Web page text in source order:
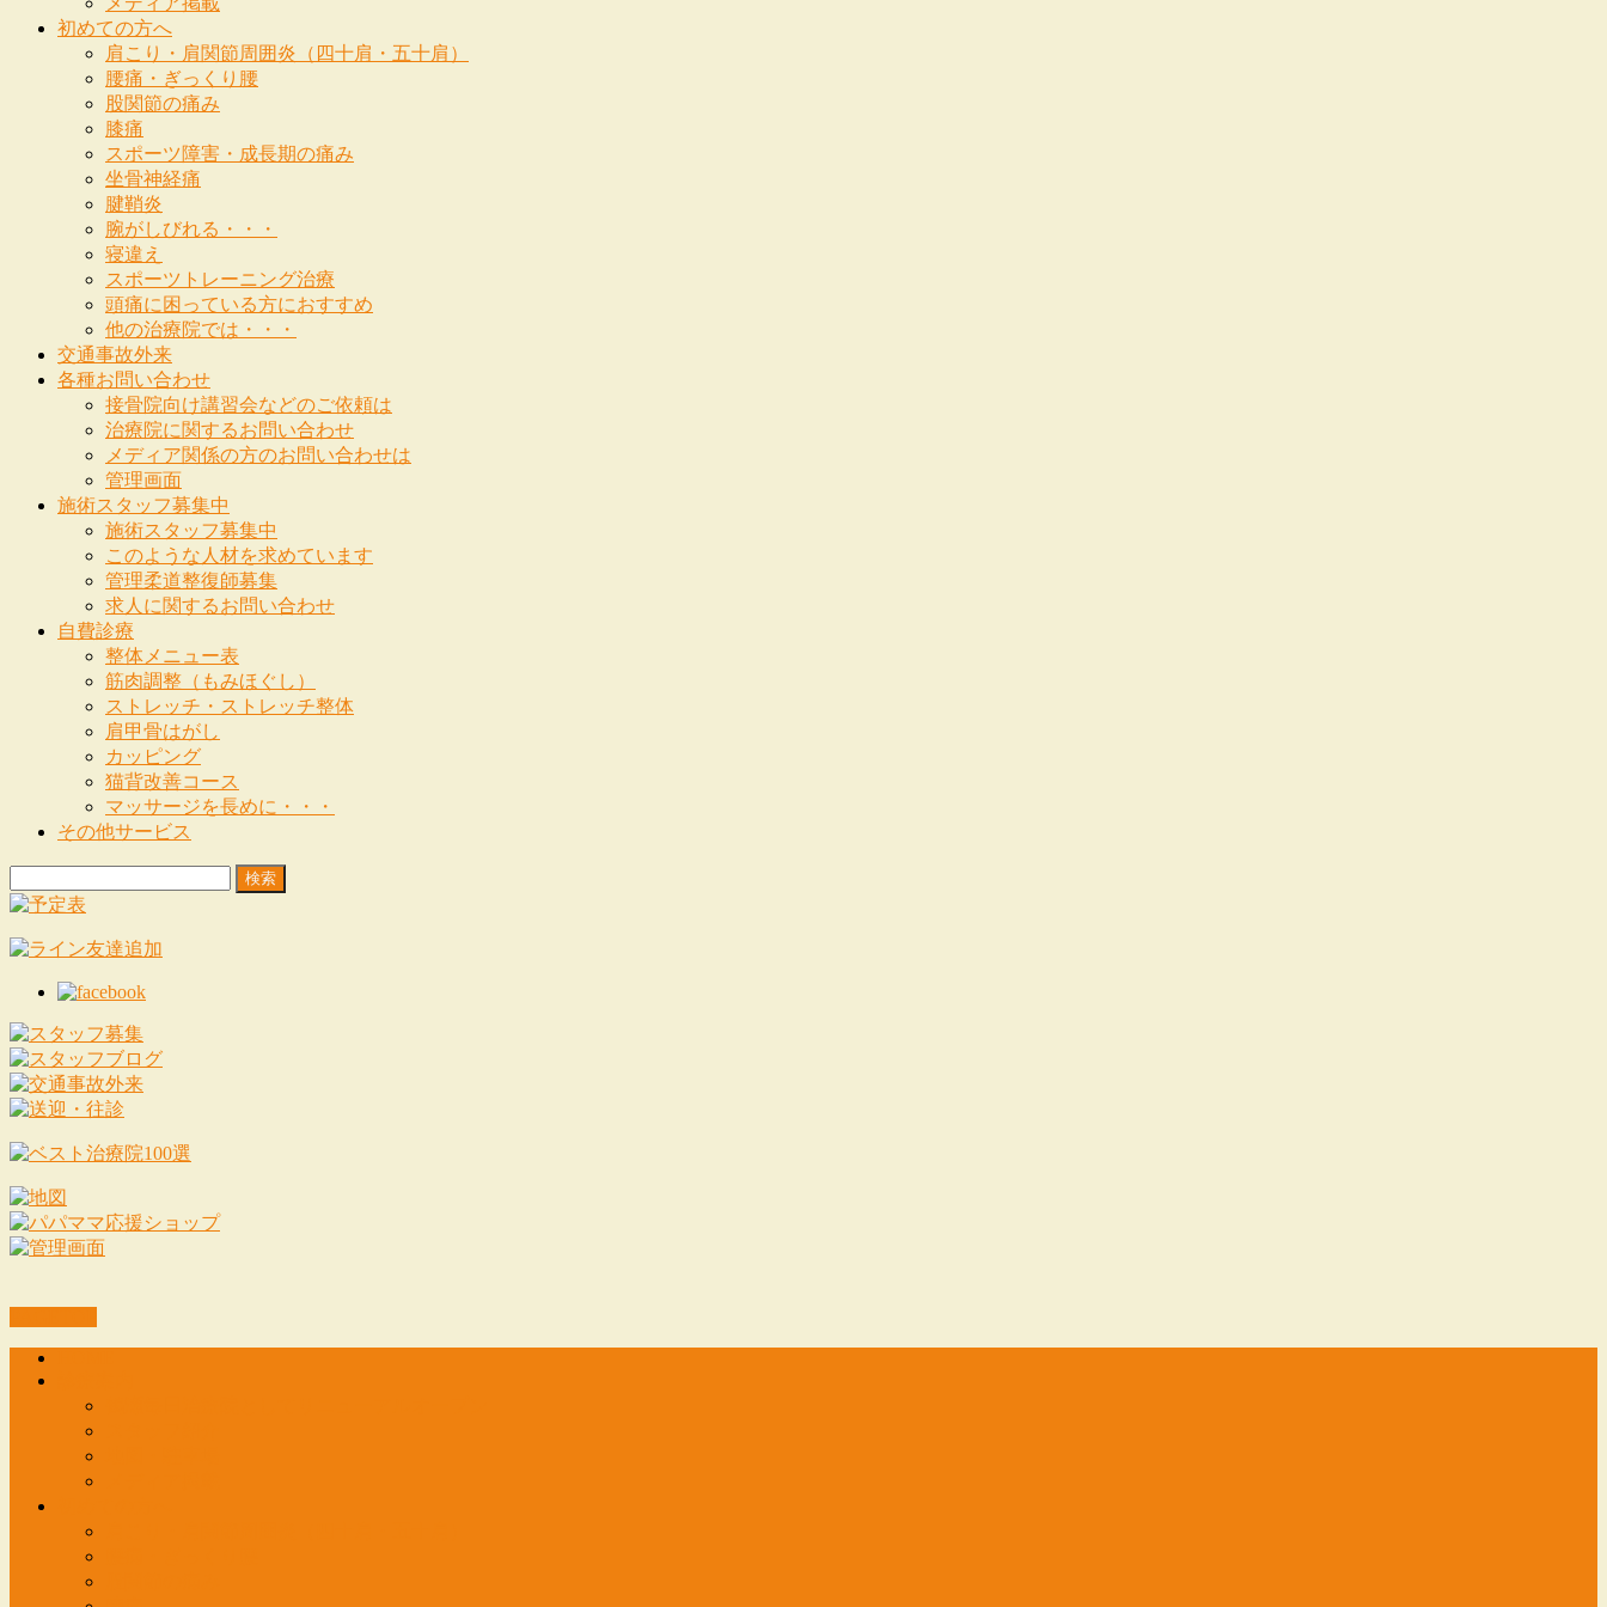
初めての方へ
肩こり・肩関節周囲炎（四十肩・五十肩）
腰痛・ぎっくり腰
股関節の痛み
膝痛
スポーツ障害・成長期の痛み
坐骨神経痛
腱鞘炎
腕がしびれる・・・
寝違え
スポーツトレーニング治療
頭痛に困っている方におすすめ
他の治療院では・・・
交通事故外来
各種お問い合わせ
接骨院向け講習会などのご依頼は
治療院に関するお問い合わせ
メディア関係の方のお問い合わせは
管理画面
施術スタッフ募集中
施術スタッフ募集中
このような人材を求めています
管理柔道整復師募集
求人に関するお問い合わせ
自費診療
整体メニュー表
筋肉調整（もみほぐし）
ストレッチ・ストレッチ整体
肩甲骨はがし
カッピング
猫背改善コース
マッサージを長めに・・・
その他サービス
索: